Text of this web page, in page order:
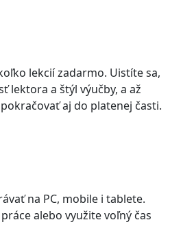
lekcií zadarmo. Uistíte sa,
lektora a štýl výučby, a až
aj do platenej časti.
na PC, mobile i tablete.
alebo využite voľný čas